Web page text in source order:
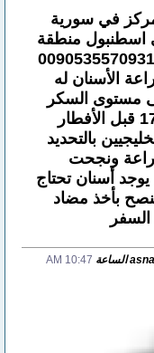
في سورية
اسطنبول منطقة
الأسنان له
مستوى السكر
لديه بحيث لا يرتفع أكثر من 170 قبل الأفطار
بالتحديد
ونجحت
أسنان تحتاج
بأخذ مضاد
10:47 AM